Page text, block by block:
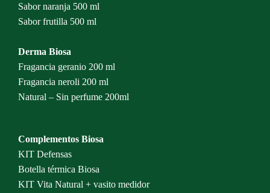
Sabor naranja 500 ml
Sabor frutilla 500 ml
Derma Biosa
Fragancia geranio 200 ml
Fragancia neroli 200 ml
Natural – Sin perfume 200ml
Complementos Biosa
KIT Defensas
Botella térmica Biosa
KIT Vita Natural + vasito medidor